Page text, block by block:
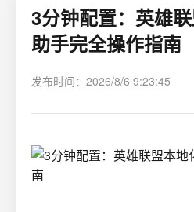
3分钟配置：英雄
助手完全操作指南
发布时间：2026/8/6 9:23:45